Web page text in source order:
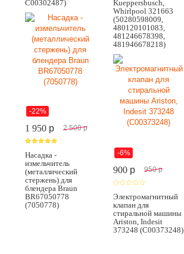
C00302487)
-22%
1 950 p 2 500 p
Насадка -
измельчитель
(металлический
стержень) для
блендера Braun
BR67050778
(7050778)
Kueppersbusch,
Whirlpool 321663
(50280598009,
480120101083,
481246678398,
481946678218)
-6%
900 p 950 p
Электромагнитный
клапан для
стиральной машины
Ariston, Indesit
373248 (C00373248)